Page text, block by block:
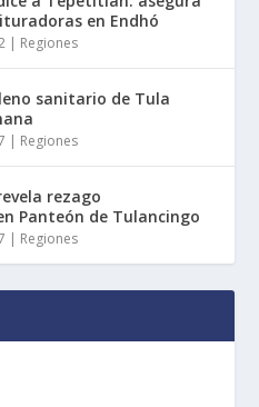
en Endhó
| Regiones
sanitario de Tula
| Regiones
rezago
Panteón de Tulancingo
| Regiones